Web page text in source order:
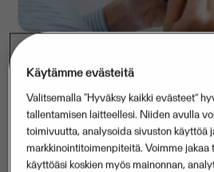
Kiinteistöhallinnan johtava
Tampuuri Oy on voittanut
kilpailutuksen. Sopimuksen
toimittaa asiakkuudenhallinnan
Käytämme evästeitä
Valitsemalla “Hyväksy kaikki evästeet”
tallentamisen laitteellesi. Niiden avulla
toimivuutta, analysoida sivuston käyttöä
markkinointitoimenpiteitä. Voimme
käyttöäsi koskien myös mainonnan,